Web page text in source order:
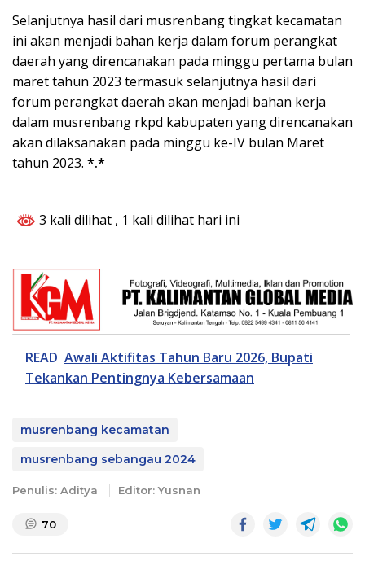
Selanjutnya hasil dari musrenbang tingkat kecamatan
ini akan menjadi bahan kerja dalam forum perangkat
daerah yang direncanakan pada minggu pertama bulan
maret tahun 2023 termasuk selanjutnya hasil dari
forum perangkat daerah akan menjadi bahan kerja
dalam musrenbang rkpd kabupaten yang direncanakan
akan dilaksanakan pada minggu ke-IV bulan Maret
tahun 2023. *.*
3 kali dilihat , 1 kali dilihat hari ini
READ Awali Aktifitas Tahun Baru 2026, Bupati
Tekankan Pentingnya Kebersamaan
musrenbang kecamatan
musrenbang sebangau 2024
Penulis: Aditya Editor: Yusnan
70